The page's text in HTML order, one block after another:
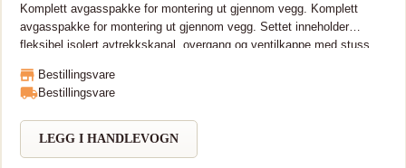
Komplett avgasspakke for montering ut gjennom vegg. Komplett
avgasspakke for montering ut gjennom vegg. Settet inneholder
fleksibel isolert avtrekkskanal, overgang og ventilkappe med stuss.
farge som hytta. Avgasspakken passer til en 11 liters vannvarmer.
Den kan også tilpasses 14 liters vannvarmer ved hjelp av en
Bestillingsvare
Bestillingsvare
LEGG I HANDLEVOGN